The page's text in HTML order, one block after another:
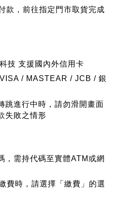
款，前往指定門市取貨完成
技 支援國內外信用卡
/ MASTEAR / JCB / 銀
跳進行中時，請勿滑開畫面
失敗之情形
，需持代碼至實體ATM或網
費時，請選擇「繳費」的選